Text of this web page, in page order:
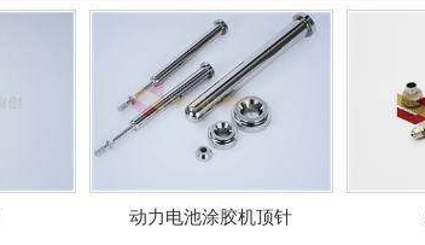
动力电池涂胶机顶针